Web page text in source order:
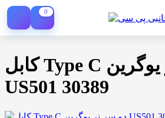
0
کابل Type C دو سر نر یوگرین
US501 30389